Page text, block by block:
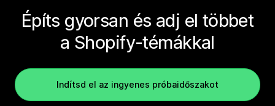
Építs gyorsan és adj el többet
a Shopify-témákkal
Indítsd el az ingyenes próbaidőszakot